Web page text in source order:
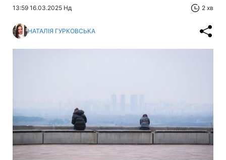
13:59 16.03.2025 Нд 2 хв
НАТАЛІЯ ГУРКОВСЬКА